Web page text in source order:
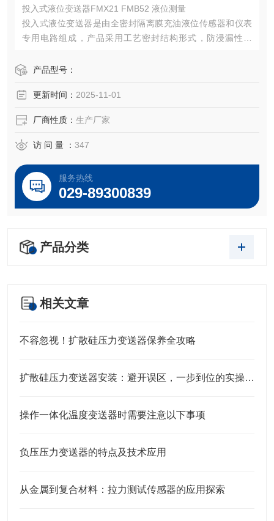
投入式液位变送器FMX21 FMB52 液位测量
投入式液位变送器是由全密封隔离膜充油液位传感器和仪表
专用电路组成，产品采用工艺密封结构形式，防浸漏性能
好、寿命长、安装方便等优点。
产品型号：
更新时间： 2025-11-01
厂商性质： 生产厂家
访 问 量 ： 347
服务热线
029-89300839
产品分类
相关文章
不容忽视！扩散硅压力变送器保养全攻略
扩散硅压力变送器安装：避开误区，一步到位的实操指南
操作一体化温度变送器时需要注意以下事项
负压压力变送器的特点及技术应用
从金属到复合材料：拉力测试传感器的应用探索